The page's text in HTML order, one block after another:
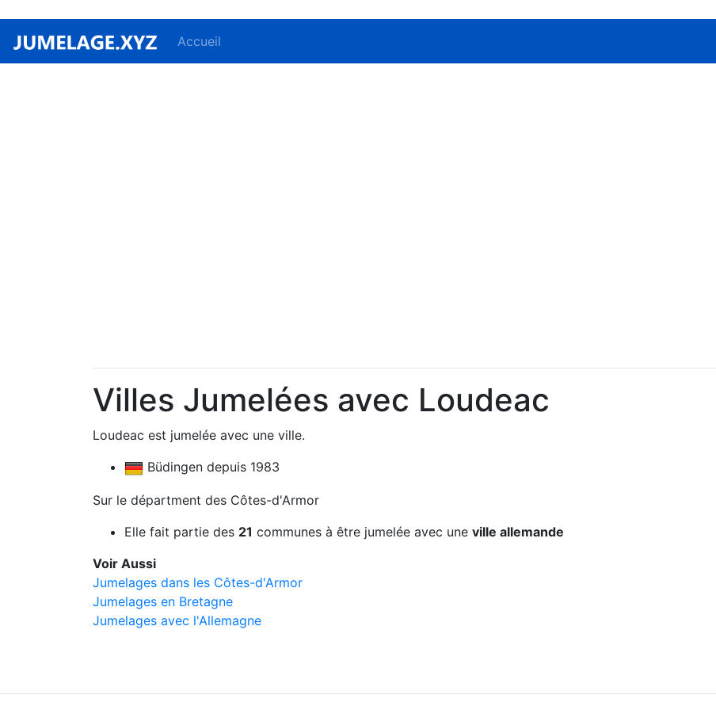
Accueil
Villes Jumelées avec Loudeac
Loudeac est jumelée avec une ville.
Büdingen depuis 1983
Sur le départment des Côtes-d'Armor
Elle fait partie des 21 communes à être jumelée avec une ville allemande
Voir Aussi
Jumelages dans les Côtes-d'Armor
Jumelages en Bretagne
Jumelages avec l'Allemagne